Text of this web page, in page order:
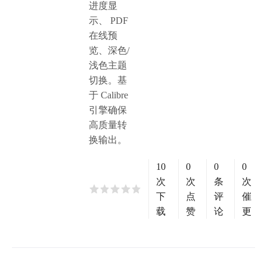
进度显
示、 PDF
在线预
览、深色/
浅色主题
切换。基
于 Calibre
引擎确保
高质量转
换输出。
10
次
下
载
0
次
点
赞
0
条
评
论
0
次
催
更